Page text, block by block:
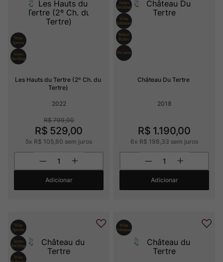
Les Hauts du Tertre (2º Ch. du
Tertre)
2022
R$ 799,00
R$ 529,00
5x R$ 105 80 sem juros
Adicionar
Château Du Tertre
2018
R$ 1.190,00
6x R$ 198 33 sem juros
Adicionar
Ver Sacrum
Rocim
10